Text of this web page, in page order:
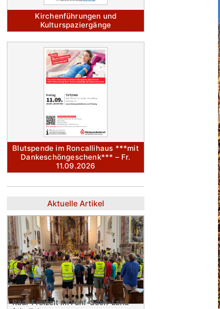
Kirchenführungen und
Kulturspaziergänge
Blutspende im Roncallihaus ***mit
Dankeschöngeschenk*** – Fr.
11.09.2026
Aktuelle Artikel
Radl-Freizeit im Fünf-Seen-Land